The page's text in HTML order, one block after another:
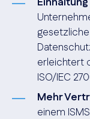
erleichtert
ISO/IEC
Mehr
einem